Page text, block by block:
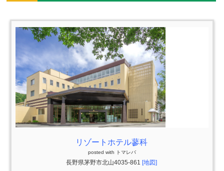
リゾートホテル蓼科
posted with トマレバ
長野県茅野市北山4035-861 [地図]